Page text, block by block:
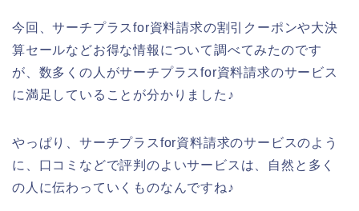
今回、サーチプラスfor資料請求の割引クーポンや大決
算セールなどお得な情報について調べてみたのです
が、数多くの人がサーチプラスfor資料請求のサービス
に満足していることが分かりました♪
やっぱり、サーチプラスfor資料請求のサービスのよう
に、口コミなどで評判のよいサービスは、自然と多く
の人に伝わっていくものなんですね♪